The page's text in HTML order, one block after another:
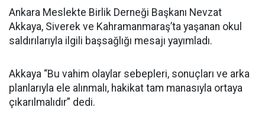
Ankara Meslekte Birlik Derneği Başkanı Nevzat
Akkaya, Siverek ve Kahramanmaraş’ta yaşanan okul
saldırılarıyla ilgili başsağlığı mesajı yayımladı.
Akkaya “Bu vahim olaylar sebepleri, sonuçları ve arka
planlarıyla ele alınmalı, hakikat tam manasıyla ortaya
çıkarılmalıdır” dedi.